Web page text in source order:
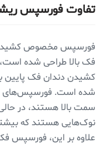
تفاوت فورسپس
فورسپس مخصوص کشیدن
فک بالا طراحی شده
کشیدن دندان فک پایین
شده است. فورسپس‌های فک
سمت بالا هستند، در
نوک‌هایی هستند که
علاوه بر این، فورسپس